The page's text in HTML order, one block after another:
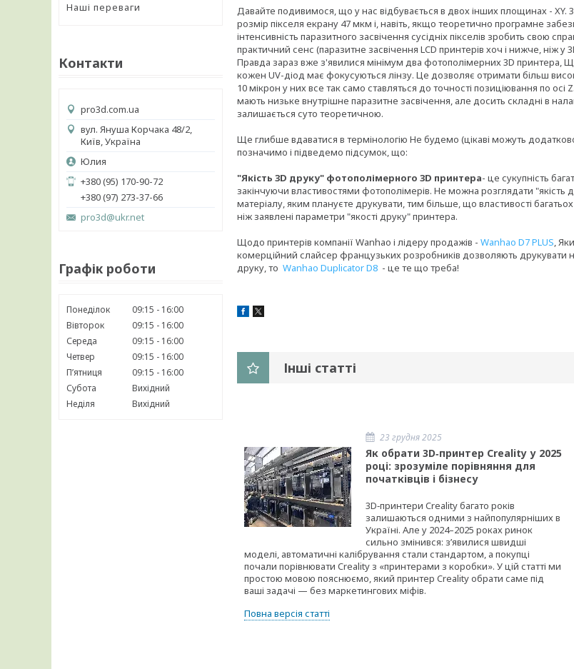
Наші переваги
Контакти
pro3d.com.ua
вул. Януша Корчака 48/2,
Київ, Україна
Юлия
+380 (95) 170-90-72
+380 (97) 273-37-66
pro3d@ukr.net
Графік роботи
Понеділок 09:15
16:00
Вівторок
09:15
16:00
Середа
09:15
16:00
Четвер
09:15
16:00
Пʼятниця
09:15
16:00
Субота
Вихідний
Неділя
Вихідний
Давайте подивимося, що у нас відбувається в двох інших площинах - XY.
розмір пікселя екрану 47 мкм і, навіть, якщо теоретично програмне
інтенсивність паразитного засвічення сусідніх пікселів зробить свою
практичний сенс (паразитне засвічення LCD принтерів хоч і нижче, ніж
Правда зараз вже з'явилися мінімум два фотополімерних 3D
кожен UV-діод має фокусуються лінзу. Це дозволяє отримати більш
10 мікрон у них все так само ставляться до точності позиціювання по
мають низьке внутрішне паразитне засвічення, але досить складні в
залишається суто теоретичною.
Ще глибше вдаватися в термінологію Не будемо (цікаві можуть
позначимо і підведемо підсумок, що:
"Якість 3D друку" фотополімерного 3D принтера- це сукупність
закінчуючи властивостями фотополімерів. Не можна розглядати "якість
матеріалу, яким плануєте друкувати, тим більше, що властивості
ніж заявлені параметри "якості друку" принтера.
Щодо принтерів компанії Wanhao і лідеру продажів - Wanhao D7 PLUS,
комерційний слайсер французьких розробників дозволяють
друку, то Wanhao Duplicator D8 - це те що треба!
Інші статті
23 грудня 2025
Як обрати 3D‑принтер Creality у 2025
році: зрозуміле порівняння для
початківців і бізнесу
3D‑принтери Creality багато років
залишаються одними з найпопулярніших в
Україні. Але у 2024–2025 роках ринок
сильно змінився: зʼявилися швидші
моделі, автоматичні калібрування стали стандартом, а покупці
почали порівнювати Creality з «принтерами з коробки». У цій статті ми
простою мовою пояснюємо, який принтер Creality обрати саме під
ваші задачі — без маркетингових міфів.
Повна версія статті